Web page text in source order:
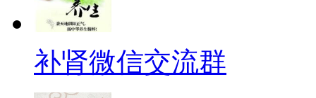
补肾微信交流群